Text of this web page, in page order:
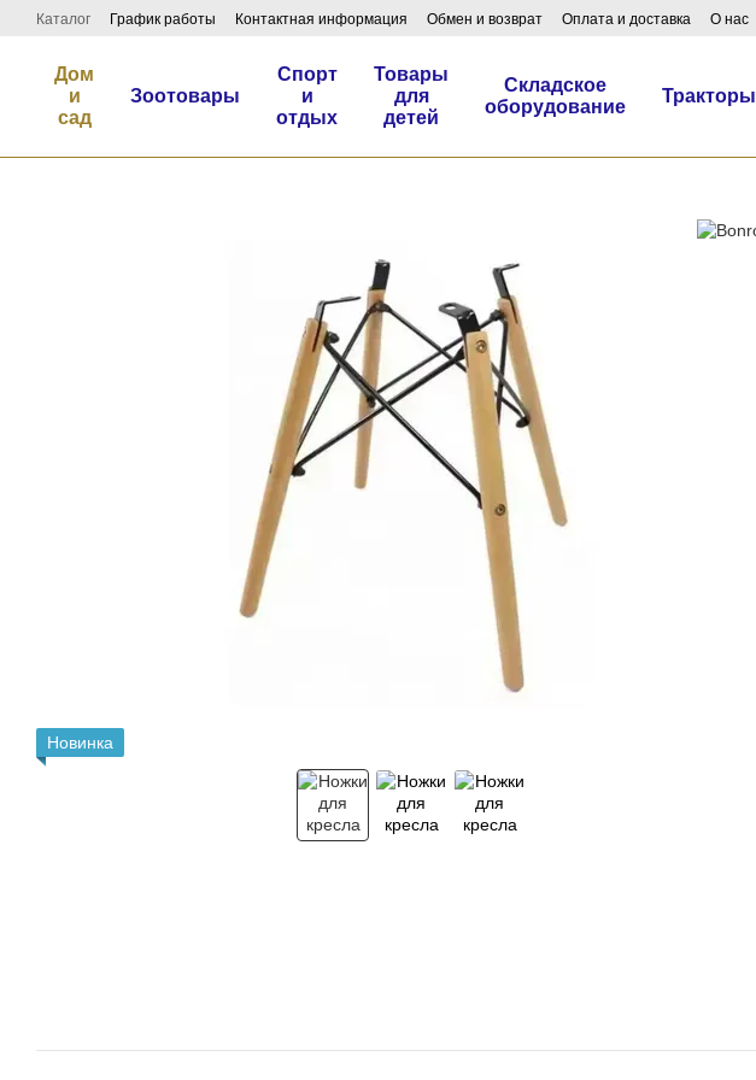
Перейти к основному контенту
Каталог График работы Контактная информация Обмен и возврат Оплата и доставка О нас
Дом
и
сад
Зоотовары
Спорт
и
отдых
Товары
для
детей
Складское
оборудование
Тракторы
Новинка